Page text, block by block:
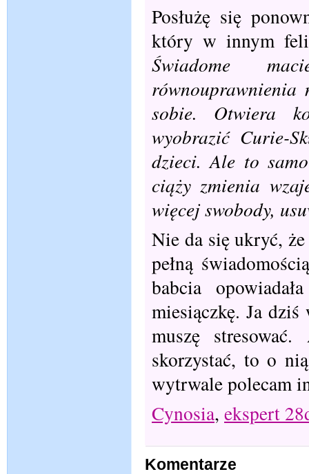
Posłużę się
który w innym
Świadome
równouprawnienia
sobie. Otwiera
wyobrazić Curie-
dzieci. Ale to
ciąży zmienia
więcej swobody,
Nie da się ukryć,
pełną
babcia
miesiączkę. Ja
muszę
skorzystać, to o
wytrwale polecam
Cynosia, ekspert
Komentarze